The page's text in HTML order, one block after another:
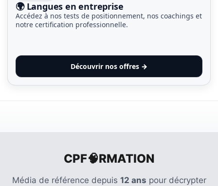
🌍 Langues en entreprise
Accédez à nos tests de positionnement, nos coachings et
notre certification professionnelle.
Découvrir nos offres →
CPF🧠RMATION
Média de référence depuis 12 ans pour décrypter